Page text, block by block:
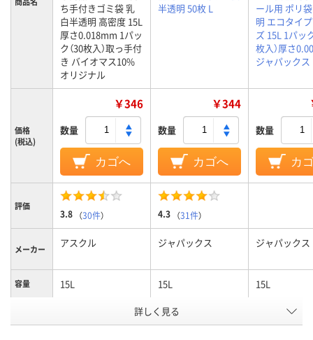
ち手付きゴミ袋 乳
白半透明 高密度 15L
厚さ0.018mm 1パッ
ク（30枚入）取っ手付
き バイオマス10%
オリジナル
半透明 50枚 L
ール用 ポリ
明 エコタイ
ズ 15L 1パッ
枚入）厚さ
ジャパックス
価格
(税込)
￥346
数量
カゴへ
￥344
数量
カゴへ
数量
カ
評価
3.8 （30件） 4.3 （31件）
メーカー アスクル ジャパックス ジャパックス
容量 15L 15L 15L
半透明
詳しく見る